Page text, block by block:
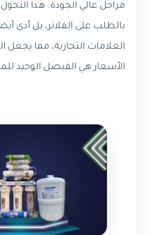
مراحل عالي الجودة. هذا
بالطلب على الفلاتر، بل أدى
العلامات التجارية، مما
الأسعار هي الفيصل الوحيد